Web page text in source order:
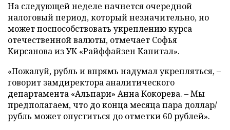
На следующей неделе начнется очередной
налоговый период, который незначительно, но
может поспособствовать укреплению курса
отечественной валюты, отмечает Софья
Кирсанова из УК «Райффайзен Капитал».
«Пожалуй, рубль и впрямь надумал укрепляться, –
говорит замдиректора аналитического
департамента «Альпари» Анна Кокорева. – Мы
предполагаем, что до конца месяца пара доллар/
рубль может опуститься до отметки 60 рублей».